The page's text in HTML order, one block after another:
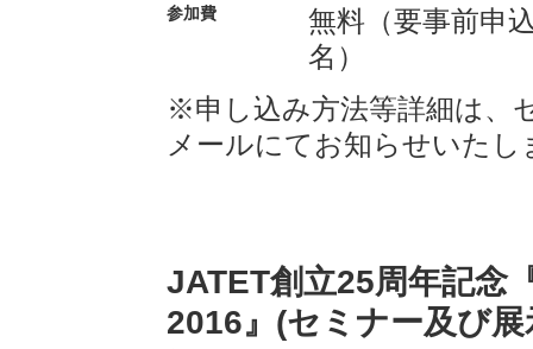
参加費
無料（要事前申
名）
※申し込み方法等詳細は、
メールにてお知らせいたし
JATET創立25周年記念
2016』(セミナー及び展